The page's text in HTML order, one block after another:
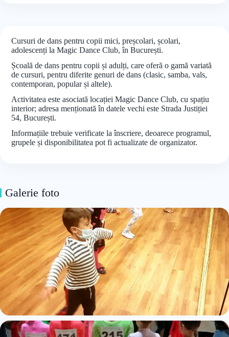
Cursuri de dans pentru copii mici, preșcolari, școlari,
adolescenți la Magic Dance Club, în București.
Școală de dans pentru copii și adulți, care oferă o gamă variată
de cursuri, pentru diferite genuri de dans (clasic, samba, vals,
contemporan, popular și altele).
Activitatea este asociată locației Magic Dance Club, cu spațiu
interior; adresa menționată în datele vechi este Strada Justiției
54, București.
Informațiile trebuie verificate la înscriere, deoarece programul,
grupele și disponibilitatea pot fi actualizate de organizator.
Galerie foto